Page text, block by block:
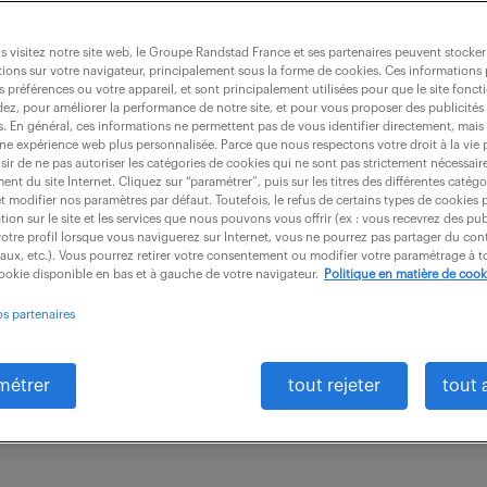
comptoir (f/h)
intérim 3 mois 29 900 - 31 000 € /
en automatisme et domotique, vous propose de
sédentaire. Rattaché(e) au Directeur Commercial
le...
visitez notre site web, le Groupe Randstad France et ses partenaires peuvent
sur votre navigateur, principalement sous la forme de cookies. Ces informations
préférences ou votre appareil, et sont principalement utilisées pour que le site
pour améliorer la performance de notre site, et pour vous proposer des publicités
En général, ces informations ne permettent pas de vous identifier directement,
expérience web plus personnalisée. Parce que nous respectons votre droit à la vie
de ne pas autoriser les catégories de cookies qui ne sont pas strictement
du site Internet. Cliquez sur “paramétrer”, puis sur les titres des différentes
modifier nos paramètres par défaut. Toutefois, le refus de certains types de cookies
sur le site et les services que nous pouvons vous offrir (ex : vous recevrez des
profil lorsque vous naviguerez sur Internet, vous ne pourrez pas partager du
etc.). Vous pourrez retirer votre consentement ou modifier votre paramétrage à
disponible en bas et à gauche de votre navigateur.
Politique en matière de
partenaires
tout rejeter tout